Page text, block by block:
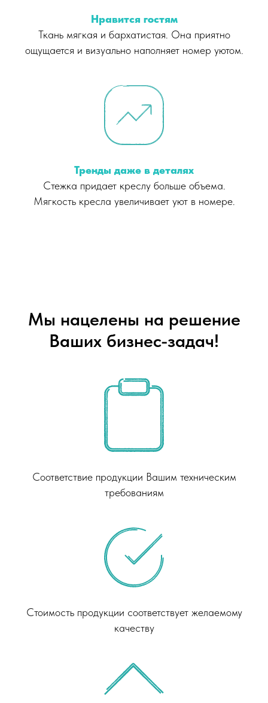
Нравится гостям
Ткань мягкая и бархатистая. Она приятно
ощущается и визуально наполняет номер уютом.
Тренды даже в деталях
Стежка придает креслу больше объема.
Мягкость кресла увеличивает уют в номере.
Мы нацелены на решение
Ваших бизнес-задач!
Соответствие продукции Вашим техническим
требованиям
Стоимость продукции соответствует желаемому
качеству